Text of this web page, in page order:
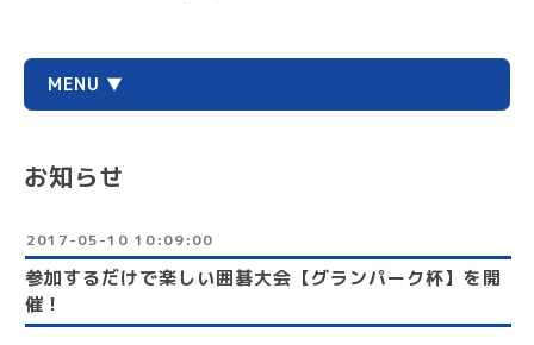
MENU ▼
お知らせ
2017-05-10 10:09:00
参加するだけで楽しい囲碁大会【グランパーク杯】を開
催！